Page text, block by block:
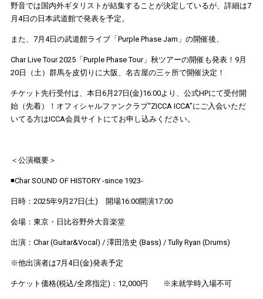
野音では国内外ギタリストが結集することが決定しているが、詳細は7
月4日の日本武道館で発表を予定。
また、7月4日の武道館ライブ「Purple Phase Jam」の開催後、
Char Live Tour 2025「Purple Phase Tour」秋ツアーの開催も発表！9月
20日（土）群馬を皮切りに大阪、名古屋の三ヶ所で開催決定！
チケット先行受付は、本日 6月 27日 (金)16:00より、公式HPにて受付開
始（先着）！オフィシャルファンクラブ“ZICCA ICCA”にご入会いただ
いてる方はICCA会員サイトにてお申し込みください。
＜公演概要＞
◾️Char SOUND OF HISTORY -since 1923-
日時：2025年9月27日(土) 開場16:00開演17:00
会場：東京・日比谷野外大音楽堂
出演：Char (Guitar&Vocal) / 澤田浩史 (Bass) / Tully Ryan (Drums)
※他出演者は7月4日(金)発表予定
チケット価格(税込/全席指定)：12,000円 ※未就学時入場不可